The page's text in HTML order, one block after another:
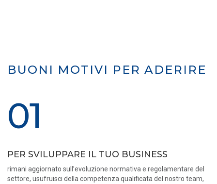
BUONI MOTIVI PER ADERIRE
01
PER SVILUPPARE IL TUO BUSINESS
rimani aggiornato sull’evoluzione normativa e regolamentare del
settore, usufruisci della competenza qualificata del nostro team,